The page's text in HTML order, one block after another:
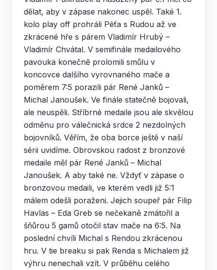
dělat, aby v zápase nakonec uspěl. Také 1.
kolo play off prohráli Péťa s Rudou až ve
zkrácené hře s párem Vladimír Hrubý –
Vladimír Chvátal. V semifinále medailového
pavouka konečně prolomili smůlu v
koncovce dalšího vyrovnaného mače a
poměrem 7:5 porazili pár René Janků –
Michal Janoušek. Ve finále statečně bojovali,
ale neuspěli. Stříbrné medaile jsou ale skvělou
odměnu pro válečnická srdce 2 nezdolných
bojovníků. Věřím, že oba borce ještě v naší
sérii uvidíme. Obrovskou radost z bronzové
medaile měl pár René Janků – Michal
Janoušek. A aby také ne. Vždyť v zápase o
bronzovou medaili, ve kterém vedli již 5:1
málem odešli poraženi. Jejich soupeř pár Filip
Havlas – Eda Greb se nečekaně zmátořil a
šňůrou 5 gamů otočil stav mače na 6:5. Na
poslední chvíli Michal s Rendou zkrácenou
hru. V tie breaku si pak Renda s Michalem již
výhru nenechali vzít. V průběhu celého